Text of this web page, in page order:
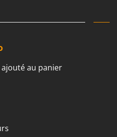
au panier